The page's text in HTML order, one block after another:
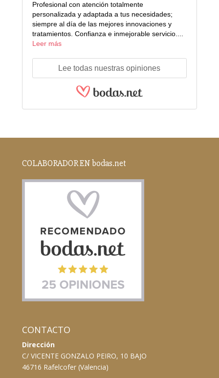
Profesional con atención totalmente
personalizada y adaptada a tus necesidades;
siempre al día de las mejores innovaciones y
tratamientos. Confianza e inmejorable servicio....
Leer más
Lee todas nuestras opiniones
COLABORADOR EN bodas.net
CONTACTO
Dirección
C/ VICENTE GONZALO PEIRO, 10 BAJO
46716 Rafelcofer (Valencia)